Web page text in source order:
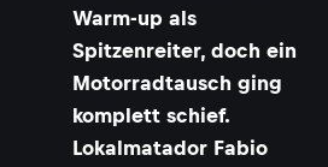
Warm-up als
Spitzenreiter, doch ein
Motorradtausch ging
komplett schief.
Lokalmatador Fabio